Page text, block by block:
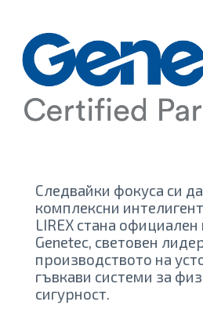
Следвайки фокуса си
комплексни
LIREX стана
Genetec, световен
производството на
гъвкави системи за
сигурност.